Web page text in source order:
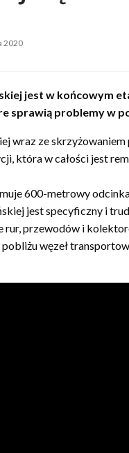
2020
jest w końcowym
sprawią problemy w
wraz ze
która w całości jest
600-metrowy
jest specyficzny i
rur, przewodów i
węzeł